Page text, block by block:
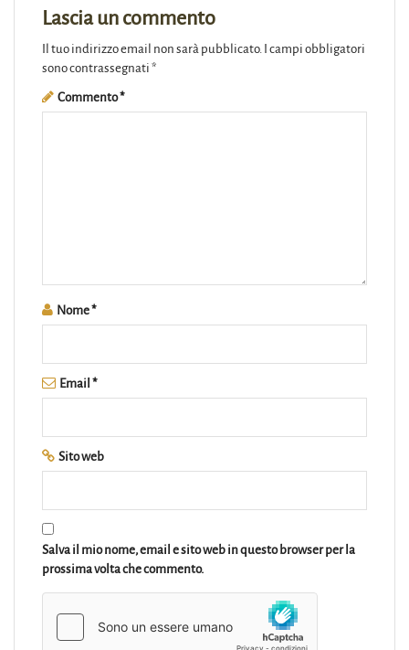
Lascia un commento
Il tuo indirizzo email non sarà pubblicato. I campi obbligatori
sono contrassegnati *
Commento*
Nome*
Email *
Sito web
Salva il mio nome, email e sito web in questo browser per la
prossima volta che commento.